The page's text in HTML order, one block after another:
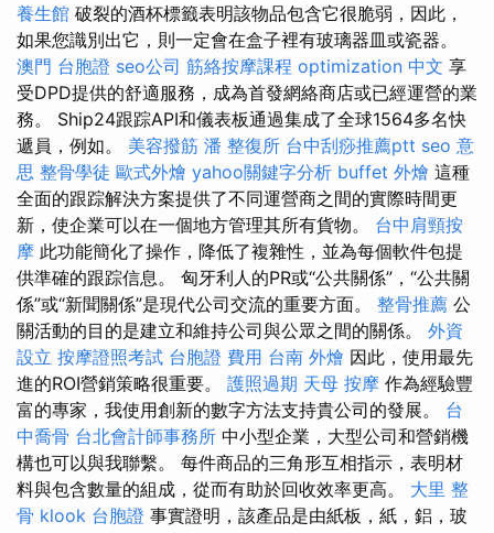
養生館 破裂的酒杯標籤表明該物品包含它很脆弱，因此，
如果您識別出它，則一定會在盒子裡有玻璃器皿或瓷器。
澳門 台胞證 seo公司 筋絡按摩課程 optimization 中文 享
受DPD提供的舒適服務，成為首發網絡商店或已經運營的業
務。 Ship24跟踪API和儀表板通過集成了全球1564多名快
遞員，例如。 美容撥筋 潘 整復所 台中刮痧推薦ptt seo 意
思 整骨學徒 歐式外燴 yahoo關鍵字分析 buffet 外燴 這種
全面的跟踪解決方案提供了不同運營商之間的實際時間更
新，使企業可以在一個地方管理其所有貨物。 台中肩頸按
摩 此功能簡化了操作，降低了複雜性，並為每個軟件包提
供準確的跟踪信息。 匈牙利人的PR或“公共關係”，“公共關
係”或“新聞關係”是現代公司交流的重要方面。 整骨推薦 公
關活動的目的是建立和維持公司與公眾之間的關係。 外資
設立 按摩證照考試 台胞證 費用 台南 外燴 因此，使用最先
進的ROI營銷策略很重要。 護照過期 天母 按摩 作為經驗豐
富的專家，我使用創新的數字方法支持貴公司的發展。 台
中喬骨 台北會計師事務所 中小型企業，大型公司和營銷機
構也可以與我聯繫。 每件商品的三角形互相指示，表明材
料與包含數量的組成，從而有助於回收效率更高。 大里 整
骨 klook 台胞證 事實證明，該產品是由紙板，紙，鋁，玻